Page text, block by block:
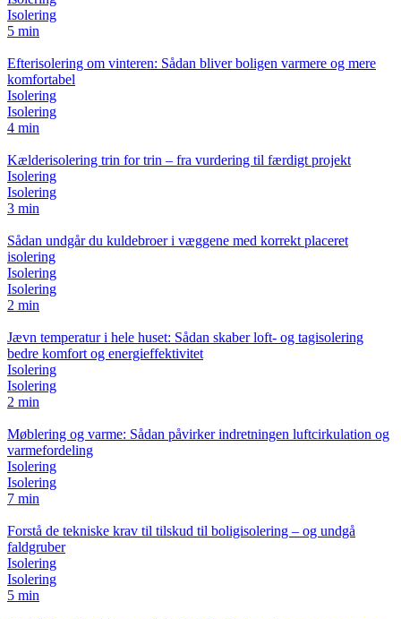
Isolering
5 min
Efterisolering om vinteren: Sådan bliver boligen varmere og mere
komfortabel
Isolering
Isolering
4 min
Kælderisolering trin for trin – fra vurdering til færdigt projekt
Isolering
Isolering
3 min
Sådan undgår du kuldebroer i væggene med korrekt placeret
isolering
Isolering
Isolering
2 min
Jævn temperatur i hele huset: Sådan skaber loft- og tagisolering
bedre komfort og energieffektivitet
Isolering
Isolering
2 min
Møblering og varme: Sådan påvirker indretningen luftcirkulation og
varmefordeling
Isolering
Isolering
7 min
Forstå de tekniske krav til tilskud til boligisolering – og undgå
faldgruber
Isolering
Isolering
5 min